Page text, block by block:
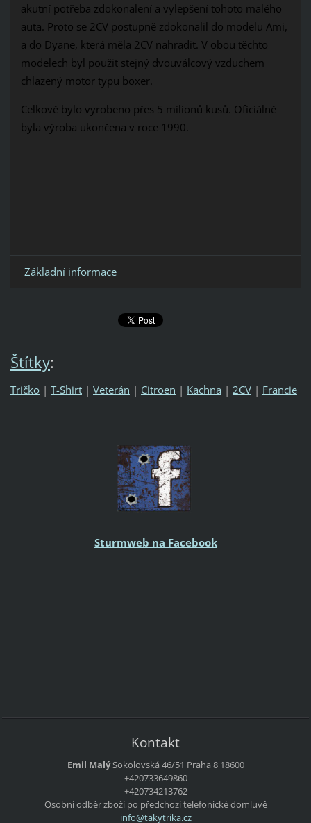
akutní potřeba zdokonalení a vylepšení tohoto malého
auta. Proto se 2CV postupně zdokonalil do modelu Ami,
a do Dyane, která měla 2CV nahradit. V obou těchto
modelech byl použit stejný dvouválcový vzduchem
chlazený motor typu boxer.
Celkově bylo vyrobeno přes 5 milionů kusů. Oficiálně
byla výroba ukončena v roce 1990.
Základní informace
Štítky:
Tričko | T-Shirt | Veterán | Citroen | Kachna | 2CV | Francie
Sturmweb na Facebook
Kontakt
Emil MalýSokolovská 46/51 Praha 818600
+420733649860
+420734213762
Osobní odběr zboží po předchozí telefonické domluvě
info@takytrika.cz